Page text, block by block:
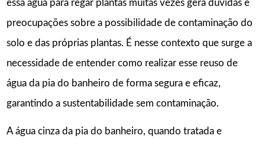
essa água para regar plantas muitas vezes gera dúvidas e
preocupações sobre a possibilidade de contaminação do
solo e das próprias plantas. É nesse contexto que surge a
necessidade de entender como realizar esse reuso de
água da pia do banheiro de forma segura e eficaz,
garantindo a sustentabilidade sem contaminação.
A água cinza da pia do banheiro, quando tratada e